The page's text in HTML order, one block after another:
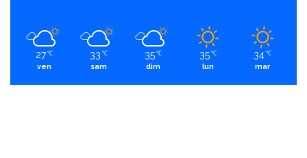
27 ℃
ven
33 ℃
sam
35 ℃
dim
35 ℃
lun
34 ℃
mar